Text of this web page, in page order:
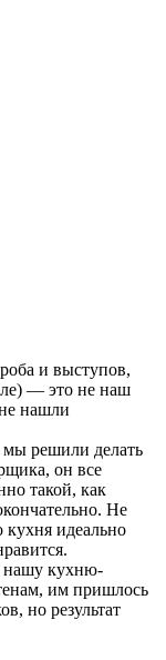
и выступов,
— это не наш
нашли
мы решили делать
он все
такой, как
Не
идеально
нашу кухню-
им пришлось
но результат